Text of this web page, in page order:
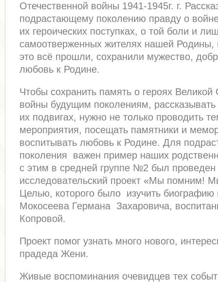
Отечественной войны 1941-1945г. г.
подрастающему поколению правду о
их героических поступках, о той боли и
самоотверженных жителях нашей Родины,
это всё прошли, сохранили мужество,
любовь к Родине.
Чтобы сохранить память о героях Великой
войны будущим поколениям,
их подвигах, нужно не только проводить
мероприятия, посещать памятники и
воспитывать любовь к Родине. Для
поколения важен пример наших
с этим в средней группе №2 был проведен
исследовательский проект «Мы помним!
Целью, которого было изучить
Мокосеева Германа Захаровича,
Копровой.
Проект помог узнать много нового,
прадеда Жени.
Живые воспоминания очевидцев тех